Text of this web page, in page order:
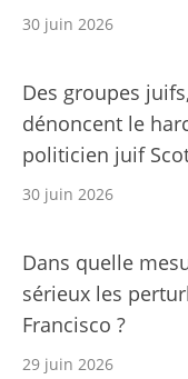
30 juin 2026
Des groupes
dénoncent le
politicien juif
30 juin 2026
Dans quelle
sérieux les
Francisco ?
29 juin 2026